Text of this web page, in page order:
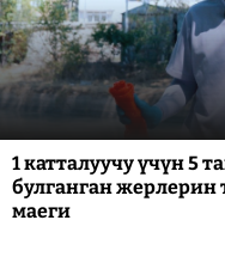
1 катталуучу үчүн 5
булганган жерлерин
маеги